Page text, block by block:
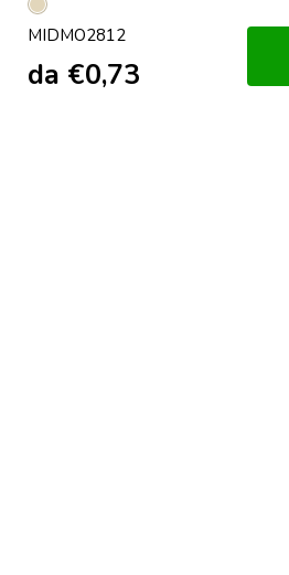
Beige
MIDMO2812
da €0,73